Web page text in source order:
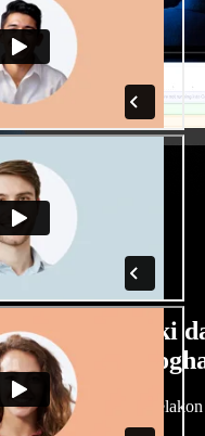
suara lelaki
pelbagai
unik. Pilih ratusan
rasa anda.